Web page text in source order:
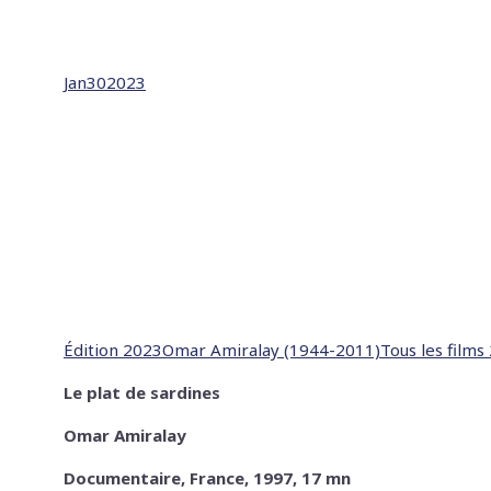
Jan302023
Édition 2023Omar Amiralay (1944-2011)Tous les films
Le plat de sardines
Omar Amiralay
Documentaire, France, 1997, 17 mn